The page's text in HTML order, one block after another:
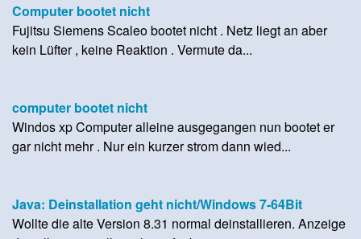
Computer bootet nicht
Fujitsu Siemens Scaleo bootet nicht . Netz liegt an aber
kein Lüfter , keine Reaktion . Vermute da...
computer bootet nicht
Windos xp Computer alleine ausgegangen nun bootet er
gar nicht mehr . Nur ein kurzer strom dann wied...
Java: Deinstallation geht nicht/Windows 7-64Bit
Wollte die alte Version 8.31 normal deinstallieren. Anzeige